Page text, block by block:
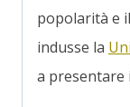
popolarità e
indusse la
a presentare